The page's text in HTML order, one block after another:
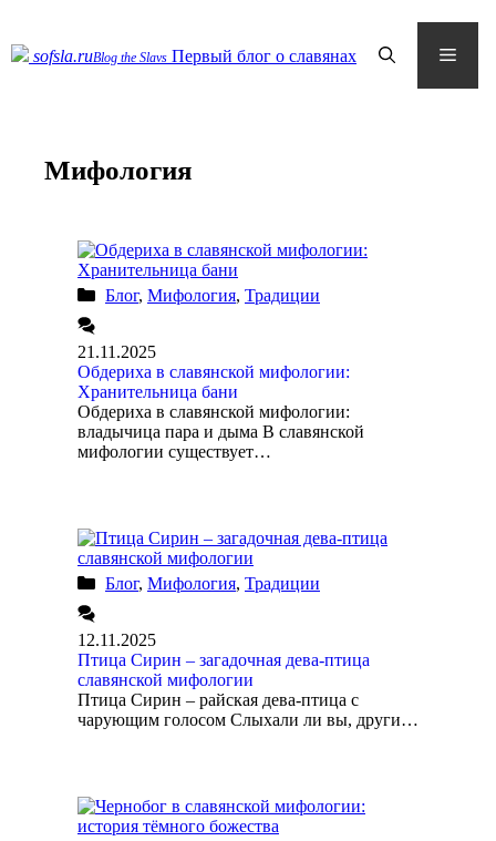
contentsofsla.ruBlog the Slavs Первый блог о славянах Menu
Мифология
Блог, Мифология, Традиции
21.11.2025
Обдериха в славянской мифологии:
Хранительница бани
Обдериха в славянской мифологии:
владычица пара и дыма В славянской
мифологии существует…
Блог, Мифология, Традиции
12.11.2025
Птица Сирин – загадочная дева-птица
славянской мифологии
Птица Сирин – райская дева-птица с
чарующим голосом Слыхали ли вы, други…